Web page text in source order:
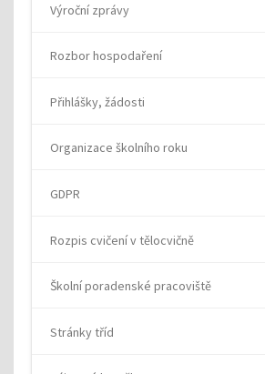
Výroční zprávy
Rozbor hospodaření
Přihlášky, žádosti
Organizace školního roku
GDPR
Rozpis cvičení v tělocvičně
Školní poradenské pracoviště
Stránky tříd